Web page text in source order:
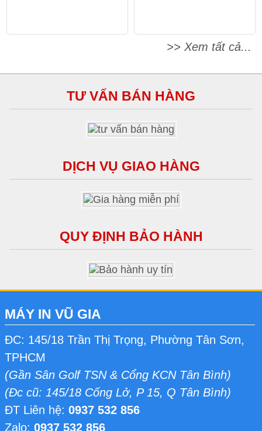
>> Xem tất cả...
TƯ VẤN BÁN HÀNG
DỊCH VỤ GIAO HÀNG
QUY ĐỊNH BẢO HÀNH
MÁY IN VŨ GIA
ĐC: 145/18 Trần Thị Trọng, Phường Tân Sơn,
TPHCM
(Gần Sân Golf TSN & Cổng KCN Tân Bình)
(Đc cũ: 145/18 Cống Lở, P 15, Q Tân Bình)
ĐT Liên hệ: 0937 532 856
Zalo: 0937 532 856